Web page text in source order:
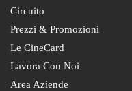
Circuito
Prezzi & Promozioni
Le CineCard
Lavora Con Noi
Area Aziende